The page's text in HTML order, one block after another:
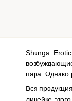
Shunga
пара. Однако
Вся
линейке